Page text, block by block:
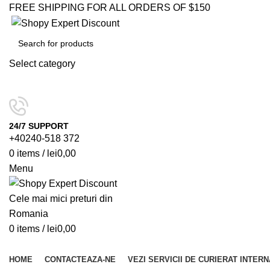
FREE SHIPPING FOR ALL ORDERS OF $150
Select category
24/7 SUPPORT
+40240-518 372
0 items / lei0,00
Menu
0 items / lei0,00
HOME CONTACTEAZA-NE VEZI SERVICII DE CURIERAT